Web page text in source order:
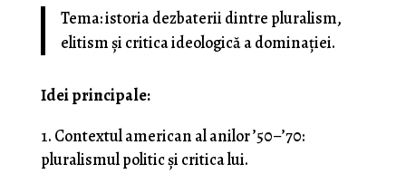
Tema: istoria dezbaterii dintre pluralism,
elitism și critica ideologică a dominației.
Idei principale:
Contextul american al anilor ’50–’70:
pluralismul politic și critica lui.